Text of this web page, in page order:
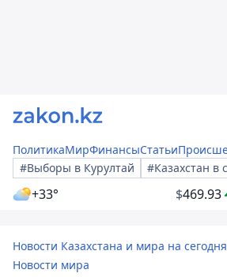
ПолитикаМирФинансыСтатьи
#Выборы в Курултай
#Казахстан в
+33° $469.93
Новости Казахстана и мира на сегодня
Новости мира